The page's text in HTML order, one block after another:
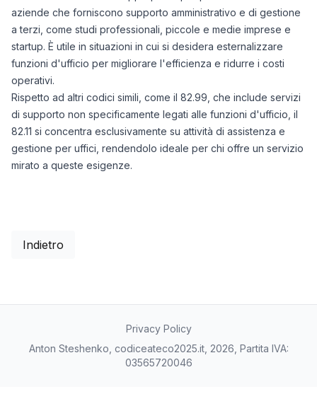
aziende che forniscono supporto amministrativo e di gestione
a terzi, come studi professionali, piccole e medie imprese e
startup. È utile in situazioni in cui si desidera esternalizzare
funzioni d'ufficio per migliorare l'efficienza e ridurre i costi
operativi.
Rispetto ad altri codici simili, come il 82.99, che include servizi
di supporto non specificamente legati alle funzioni d'ufficio, il
82.11 si concentra esclusivamente su attività di assistenza e
gestione per uffici, rendendolo ideale per chi offre un servizio
mirato a queste esigenze.
Indietro
Privacy Policy
Anton Steshenko, codiceateco2025.it, 2026, Partita IVA:
03565720046